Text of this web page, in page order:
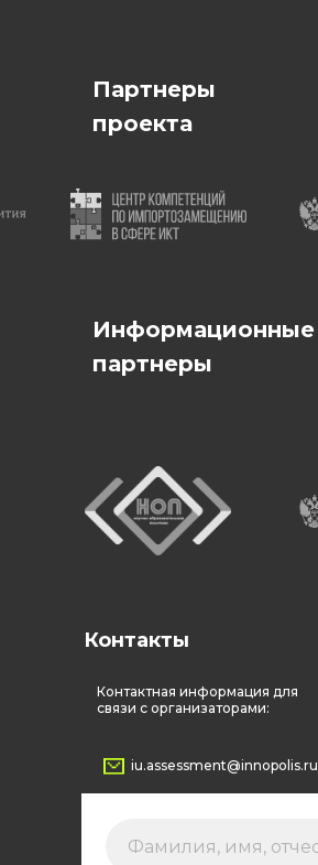
Партнеры
проекта
Информационные
партнеры
Контакты
Контактная информация для
связи с организаторами:
iu.assessment@innopolis.ru